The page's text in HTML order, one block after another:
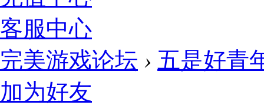
客服中心
完美游戏论坛 › 五是好青
加为好友